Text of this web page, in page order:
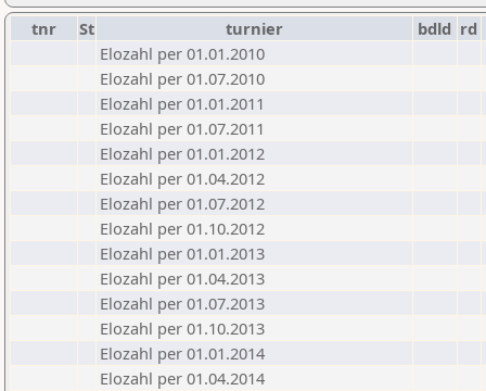
tnr St turnier bdld rd
Elozahl per 01.01.2010
Elozahl per 01.07.2010
Elozahl per 01.01.2011
Elozahl per 01.07.2011
Elozahl per 01.01.2012
Elozahl per 01.04.2012
Elozahl per 01.07.2012
Elozahl per 01.10.2012
Elozahl per 01.01.2013
Elozahl per 01.04.2013
Elozahl per 01.07.2013
Elozahl per 01.10.2013
Elozahl per 01.01.2014
Elozahl per 01.04.2014